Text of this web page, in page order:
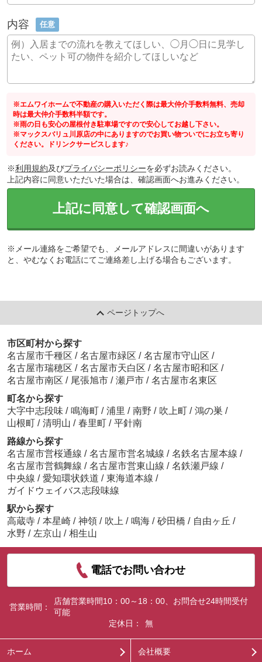
内容 任意
※エムワイホームで不動産の購入いただく際は最大仲介手数料無料、売却
時は最大仲介手数料半額です。
※雨の日も安心の屋根付き駐車場ですので安心してお越し下さい。
※マックスバリュ川原店の中にありますのでお買い物ついでにお立ち寄り
ください。ドリンクサービスします♪
※利用規約及びプライバシーポリシーを必ずお読みください。
上記内容に同意いただいた場合は、確認画面へお進みください。
上記に同意して確認画面へ
※メール連絡をご希望でも、メールアドレスに間違いがあります
と、やむなくお電話にてご連絡差し上げる場合もございます。
ページトップへ
市区町村から探す
名古屋市千種区 / 名古屋市緑区 / 名古屋市守山区 /
名古屋市瑞穂区 / 名古屋市天白区 / 名古屋市昭和区 /
名古屋市南区 / 尾張旭市 / 瀬戸市 / 名古屋市名東区
町名から探す
大字中志段味 / 鳴海町 / 浦里 / 南野 / 吹上町 / 鴻の巣 /
山根町 / 清明山 / 春里町 / 平針南
路線から探す
名古屋市営桜通線 / 名古屋市営名城線 / 名鉄名古屋本線 /
名古屋市営鶴舞線 / 名古屋市営東山線 / 名鉄瀬戸線 /
中央線 / 愛知環状鉄道 / 東海道本線 /
ガイドウェイバス志段味線
駅から探す
高蔵寺 / 本星崎 / 神領 / 吹上 / 鳴海 / 砂田橋 / 自由ヶ丘 /
水野 / 左京山 / 相生山
電話でお問い合わせ
営業時間：
店舗営業時間10：00～18：00、お問合せ24時間受付
可能
定休日：
無
ホーム 会社概要